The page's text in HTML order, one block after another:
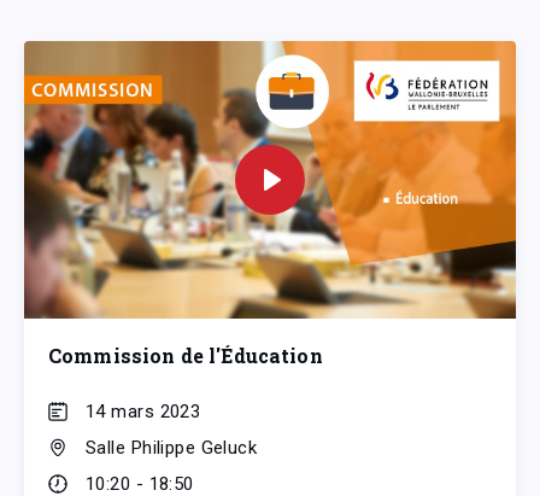
Commission de l'Éducation
14 mars 2023
Salle Philippe Geluck
10:20 - 18:50